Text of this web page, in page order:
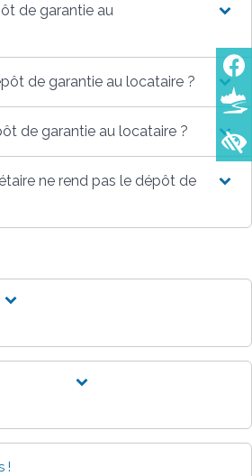
de garantie au
de garantie au locataire ?
de garantie au locataire ?
ne rend pas le dépôt de
!